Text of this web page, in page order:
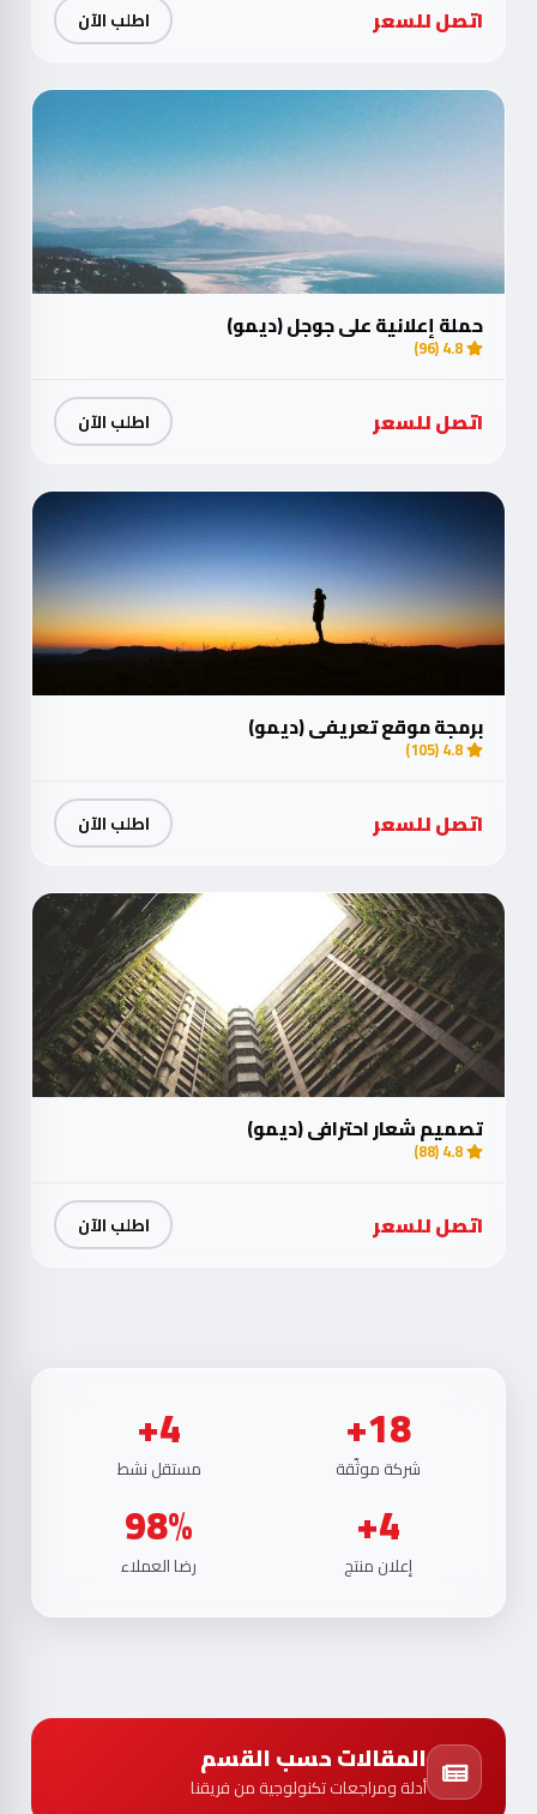
اتصل للسعر اطلب الآن
حملة إعلانية على جوجل (ديمو)
4.8 (96)
اتصل للسعر اطلب الآن
برمجة موقع تعريفي (ديمو)
4.8 (105)
اتصل للسعر اطلب الآن
تصميم شعار احترافي (ديمو)
4.8 (88)
اتصل للسعر اطلب الآن
18+
شركة موثّقة
4+
مستقل نشط
4+
إعلان منتج
98%
رضا العملاء
المقالات حسب القسم
أدلة ومراجعات تكنولوجية من فريقنا